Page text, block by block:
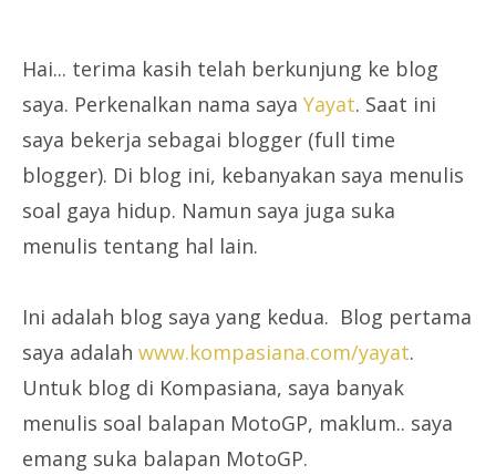
Hai... terima kasih telah berkunjung ke blog
saya. Perkenalkan nama saya Yayat. Saat ini
saya bekerja sebagai blogger (full time
blogger). Di blog ini, kebanyakan saya menulis
soal gaya hidup. Namun saya juga suka
menulis tentang hal lain.
Ini adalah blog saya yang kedua. Blog pertama
saya adalah www.kompasiana.com/yayat.
Untuk blog di Kompasiana, saya banyak
menulis soal balapan MotoGP, maklum.. saya
emang suka balapan MotoGP.